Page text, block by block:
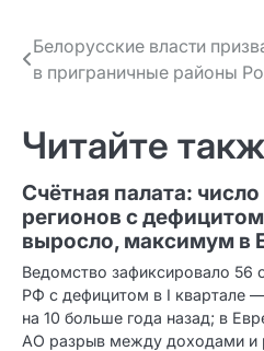
Навигация
по записям
Белорусские власти
в приграничные районы
Читайте
Счётная палата: число
регионов с дефицитом
выросло, максимум в
Ведомство зафиксировало 56
РФ с дефицитом в I квартале —
на 10 больше года назад; в
АО разрыв между доходами и